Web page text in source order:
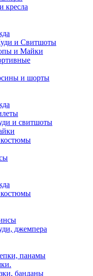
кресла
и Свитшоты
и Майки
и шорты
и свитшоты
джемпера
панамы
банданы